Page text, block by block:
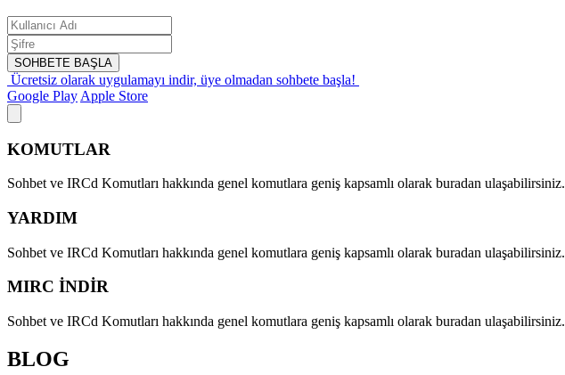
SOHBETE BAŞLA
Ücretsiz olarak uygulamayı indir, üye olmadan sohbete başla!
Google Play Apple Store
KOMUTLAR
Sohbet ve IRCd Komutları hakkında genel komutlara geniş kapsamlı olarak buradan ulaşabilirsiniz.
YARDIM
Sohbet ve IRCd Komutları hakkında genel komutlara geniş kapsamlı olarak buradan ulaşabilirsiniz.
MIRC İNDİR
Sohbet ve IRCd Komutları hakkında genel komutlara geniş kapsamlı olarak buradan ulaşabilirsiniz.
BLOG